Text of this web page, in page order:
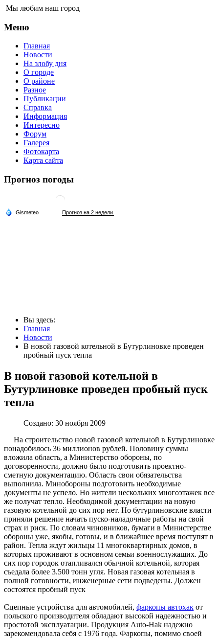
Мы любим наш город
Меню
Главная
Новости
На злобу дня
О городе
О районе
Разное
Публикации
Справка
Информация
Интересно
Форум
Галерея
Фотокарта
Карта сайта
Прогноз погоды
Вы здесь:
Главная
Новости
В новой газовой котельной в Бутурлиновке проведен
пробный пуск тепла
В новой газовой котельной в
Бутурлиновке проведен пробный пуск
тепла
Создано: 30 ноября 2009
На строительство новой газовой котельной в Бутурлиновке
понадобилось 36 миллионов рублей. Половину суммы
вложила область, а Министерство обороны, по
договоренности, должно было подготовить проектно-
сметную документацию. Область свои обязательства
выполнила. Минобороны подготовить необходимые
документы не успело. Но жители нескольких многоэтажек все
же получат тепло. Необходимой документации на новую
газовую котельной до сих пор нет. Но бутурлиновские власти
приняли решение начать пуско-наладочные работы на свой
страх и риск. По словам чиновников, бумаги в Министерстве
обороны уже, якобы, готовы, и в ближайшее время поступят в
район. Тепла ждут жильцы 11 многоквартирных домов, в
которых проживают в основном семьи военнослужащих. До
сих пор городок отапливался обычной котельной, которая
съедала более 3.500 тонн угля. Новая газовая котельная в
полной готовности, инженерные сети подведены. Должен
состоятся пробный пуск
Сцепные устройства для автомобилей, фаркопы автохак от
польского производителя обладают высокой надежностью и
простотой эксплуатации. Продукция Auto-Hak надежно
зарекомендовала себя с 1976 года. Фаркопы, помимо своей